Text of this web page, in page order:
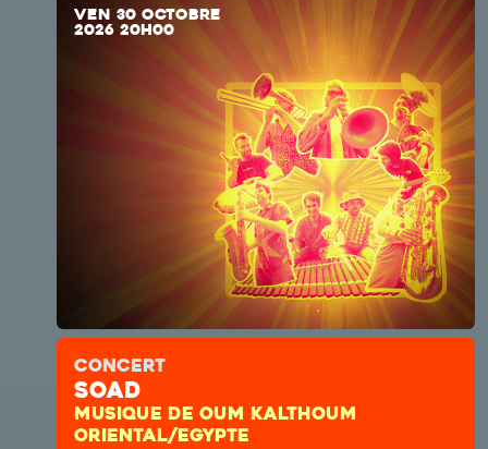
VEN 30 OCTOBRE
2026 20H00
CONCERT
SOAD
MUSIQUE DE OUM KALTHOUM
ORIENTAL/EGYPTE